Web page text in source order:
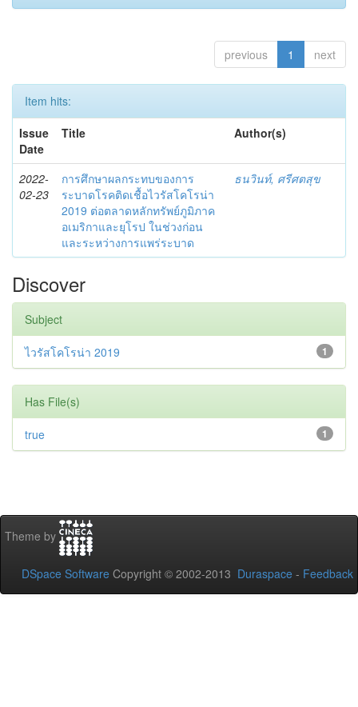
previous 1 next
Item hits:
Issue
Date
Title Author(s)
2022-
02-23
การศึกษาผลกระทบของการ
ระบาดโรคติดเชื้อไวรัสโคโรน่า
2019 ต่อตลาดหลักทรัพย์ภูมิภาค
อเมริกาและยุโรป ในช่วงก่อน
และระหว่างการแพร่ระบาด
ธนวินท์, ศรีศตสุข
Discover
Subject
1
ไวรัสโคโรน่า 2019
Has File(s)
1
true
Theme by
DSpace Software Copyright © 2002-2013 Duraspace - Feedback